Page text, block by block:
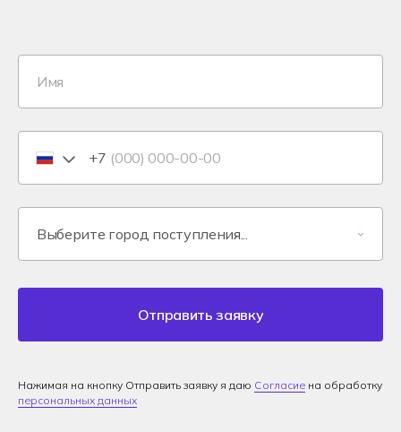
+7
Отправить заявку
Нажимая на кнопку Отправить заявку я даю Согласие на обработку
персональных данных